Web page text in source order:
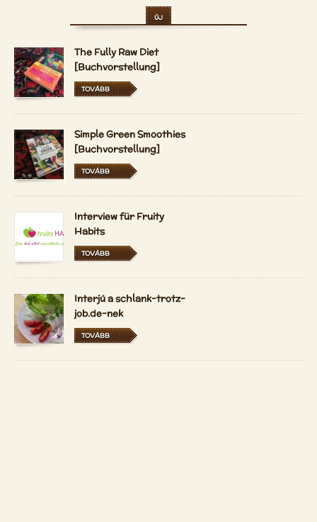
ÚJ
The Fully Raw Diet
[Buchvorstellung]
TOVÁBB
Simple Green Smoothies
[Buchvorstellung]
TOVÁBB
Interview für Fruity
Habits
TOVÁBB
Interjú a schlank-trotz-
job.de-nek
TOVÁBB